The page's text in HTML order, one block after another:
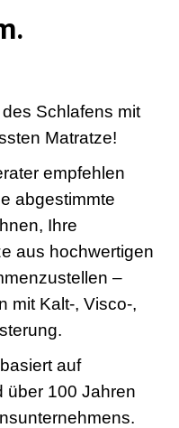
Schlafens mit
Matratze!
empfehlen
abgestimmte
Ihre
aus hochwertigen
–
mit Kalt-, Visco-,
auf
über 100 Jahren